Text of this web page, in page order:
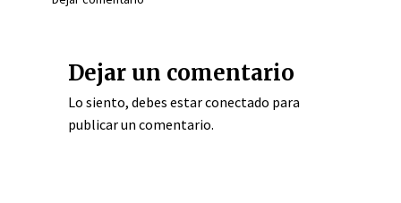
Dejar un comentario
Lo siento, debes estarconectado para
publicar un comentario.